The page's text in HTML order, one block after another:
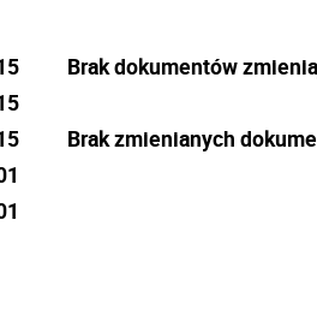
Brak dokumentów
Brak zmienianych